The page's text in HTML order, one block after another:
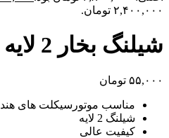
۲,۴۰۰,۰۰۰ تومان.
شیلنگ بخار 2 لایه هندا
۵۵,۰۰۰ تومان
مناسب موتورسیکلت های هندا
شیلنگ 2 لایه
کیفیت عالی